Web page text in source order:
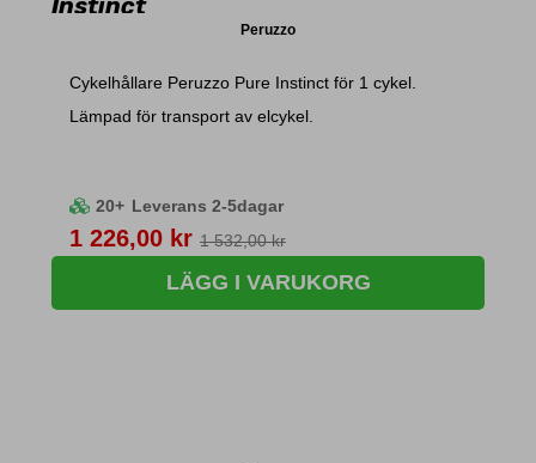
Peruzzo
Cykelhållare Peruzzo Pure Instinct för 1 cykel.
Lämpad för transport av elcykel.
20+ Leverans 2-5dagar
Pris
1 226,00 kr 1 532,00 kr
LÄGG I VARUKORG